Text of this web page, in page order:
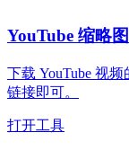
YouTube 缩略
下载 YouTube 视
链接即可。
打开工具